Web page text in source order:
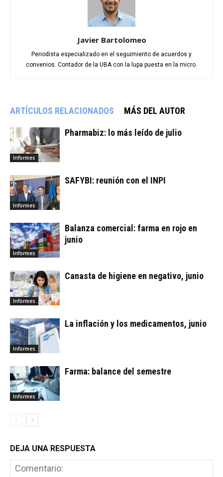
Javier Bartolomeo
Periodista especializado en el seguimiento de acuerdos y
convenios. Contador de la UBA con la lupa puesta en la micro.
ARTÍCULOS RELACIONADOS MÁS DEL AUTOR
Informes
Pharmabiz: lo más leído de julio
Informes
SAFYBI: reunión con el INPI
Informes
Balanza comercial: farma en rojo en
junio
Informes
Canasta de higiene en negativo, junio
Informes
La inflación y los medicamentos, junio
Informes
Farma: balance del semestre
DEJA UNA RESPUESTA